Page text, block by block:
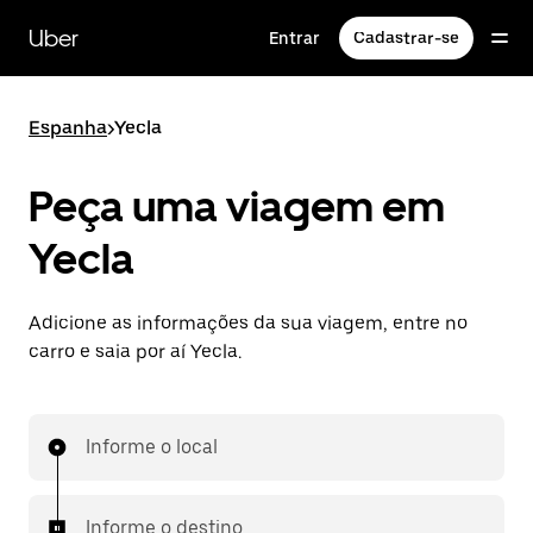
para
conteúdo
Uber Entrar Cadastrar-se
Espanha>Yecla
Peça uma viagem em
Yecla
Adicione as informações da sua viagem, entre no
carro e saia por aí Yecla.
Informe o local
Informe o destino